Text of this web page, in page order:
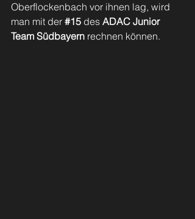
Oberflockenbach vor ihnen lag, wird
man mit der #15 des ADAC Junior
Team Südbayern rechnen können.